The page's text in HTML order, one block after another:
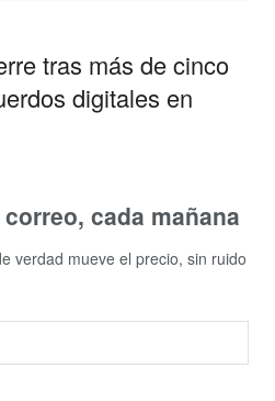
tras más de cinco
digitales en
cada mañana
verdad mueve el precio, sin ruido